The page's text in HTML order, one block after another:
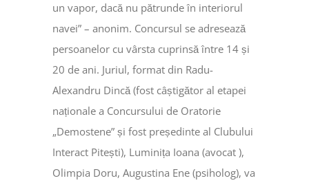
un vapor, dacă nu pătrunde în interiorul
navei” – anonim. Concursul se adresează
persoanelor cu vârsta cuprinsă între 14 și
20 de ani. Juriul, format din Radu-
Alexandru Dincă (fost câștigător al etapei
naționale a Concursului de Oratorie
„Demostene” și fost președinte al Clubului
Interact Pitești), Luminița Ioana (avocat ),
Olimpia Doru, Augustina Ene (psiholog), va